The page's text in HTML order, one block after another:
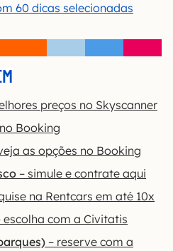
60 dicas selecionadas
preços no Skyscanner
Booking
as opções no Booking
– simule e contrate aqui
na Rentcars em até 10x
escolha com a Civitatis
– reserve com a